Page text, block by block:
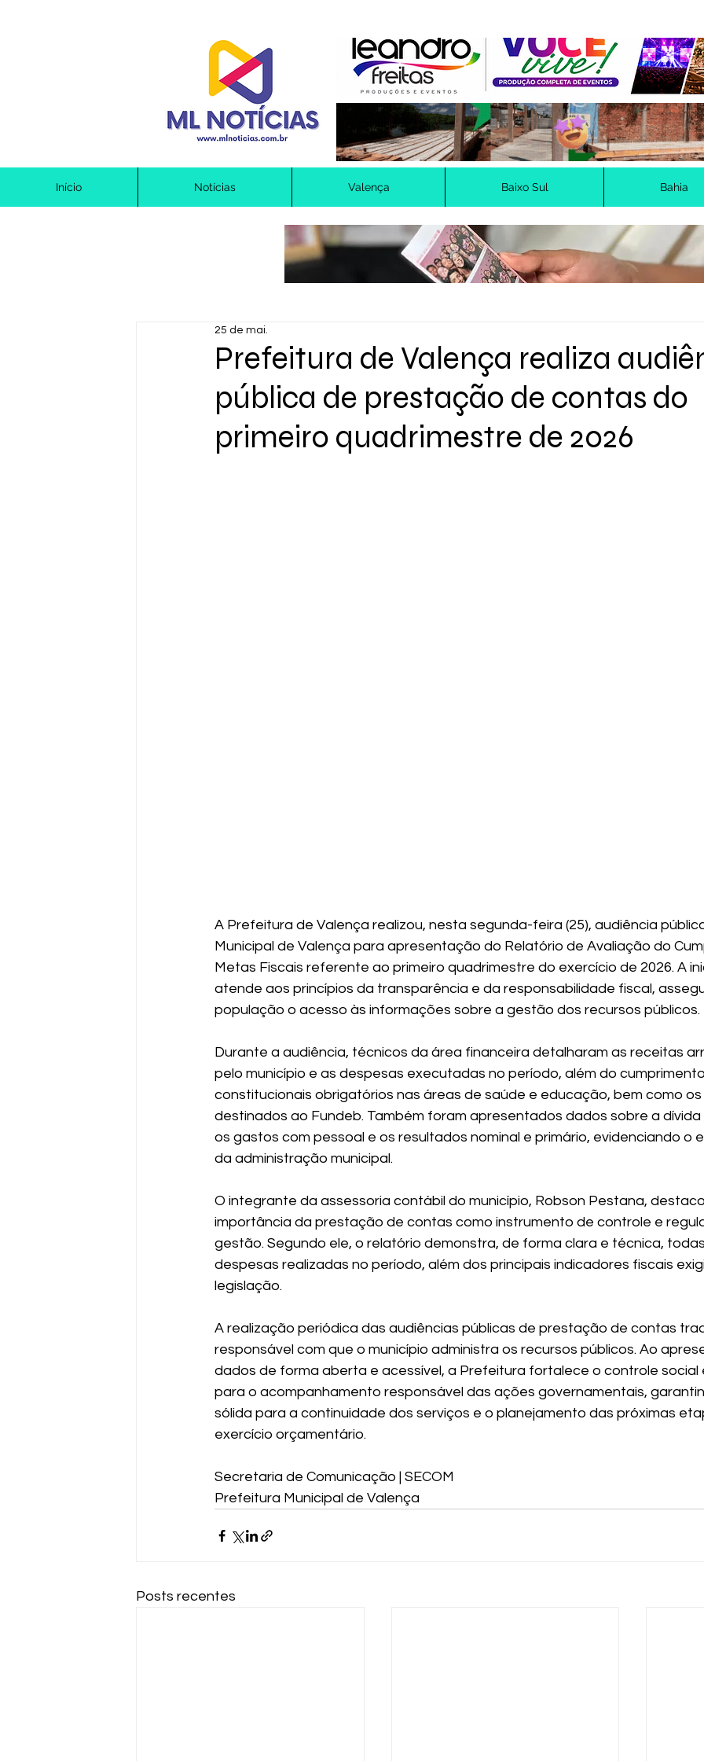
Início Notícias Valença Baixo Sul Bahia
Prefeitura de Valença realiza
pública de prestação de contas do
primeiro quadrimestre de 2026
25 de mai.
A Prefeitura de Valença realizou, nesta segunda-feira (25), audiência
Municipal de Valença para apresentação do Relatório de Avaliação do
Metas Fiscais referente ao primeiro quadrimestre do exercício de 2026. A
atende aos princípios da transparência e da responsabilidade fiscal,
população o acesso às informações sobre a gestão dos recursos públicos.
Durante a audiência, técnicos da área financeira detalharam as receitas
pelo município e as despesas executadas no período, além do
constitucionais obrigatórios nas áreas de saúde e educação, bem como
destinados ao Fundeb. Também foram apresentados dados sobre a
os gastos com pessoal e os resultados nominal e primário, evidenciando o
da administração municipal.
O integrante da assessoria contábil do município, Robson Pestana,
importância da prestação de contas como instrumento de controle e
gestão. Segundo ele, o relatório demonstra, de forma clara e técnica,
despesas realizadas no período, além dos principais indicadores fiscais
legislação.
A realização periódica das audiências públicas de prestação de contas
responsável com que o município administra os recursos públicos. Ao
dados de forma aberta e acessível, a Prefeitura fortalece o controle social
para o acompanhamento responsável das ações governamentais,
sólida para a continuidade dos serviços e o planejamento das próximas
exercício orçamentário.
Secretaria de Comunicação | SECOM
Prefeitura Municipal de Valença
Posts recentes